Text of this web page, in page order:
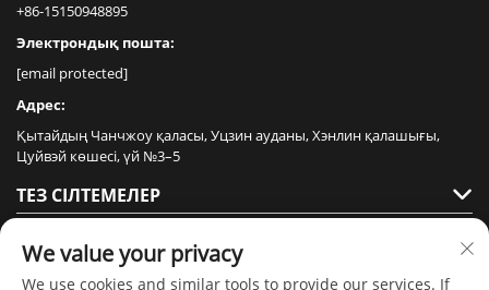
+86-15150948895
Электрондық пошта:
[email protected]
Адрес:
Қытайдың Чанчжоу қаласы, Уцзин ауданы, Хэнлин қалашығы,
Цуйвэй көшесі, үй №3–5
ТЕЗ СІЛТЕМЕЛЕР
ӨНІМДЕР
We value your privacy
We use cookies and similar tools to provide our services. If